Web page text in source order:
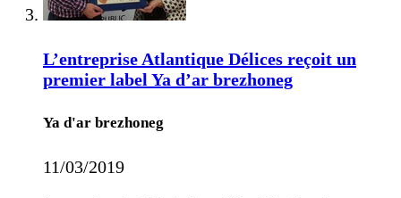
L’entreprise Atlantique Délices reçoit un
premier label Ya d’ar brezhoneg
Ya d'ar brezhoneg
11/03/2019